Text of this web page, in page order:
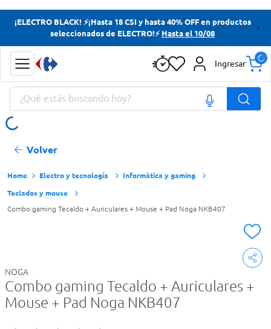
¡ELECTRO BLACK! ⚡¡Hasta 18 CSI y hasta 40% OFF en productos
seleccionados de ELECTRO!⚡ Hasta el 10/08
Ingresar
¿Qué estás buscando hoy?
Volver
Electro y tecnología
Informática y gaming
Teclados y mouse
Combo gaming Tecaldo + Auriculares + Mouse + Pad Noga NKB407
NOGA
Combo gaming Tecaldo + Auriculares +
Mouse + Pad Noga NKB407
Términos más buscados
Yerba
Cerveza
Doves
Jabon Tocador
Términos más buscados
Cerveza
Doves
Jabon Tocador